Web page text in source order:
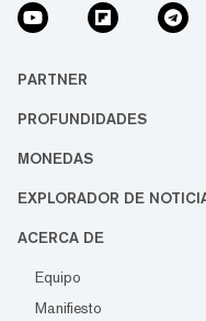
PARTNER
PROFUNDIDADES
MONEDAS
EXPLORADOR DE
ACERCA DE
Equipo
Manifiesto